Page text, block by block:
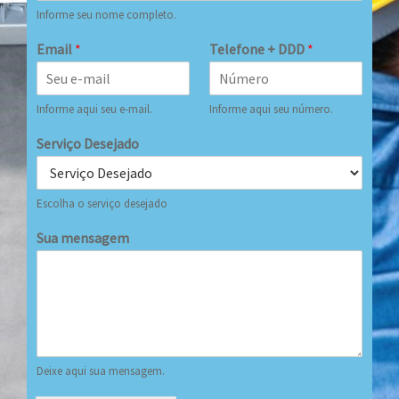
Informe seu nome completo.
Email *
Informe aqui seu e-mail.
Telefone + DDD *
Informe aqui seu número.
Serviço Desejado
Escolha o serviço desejado
Sua mensagem
Deixe aqui sua mensagem.